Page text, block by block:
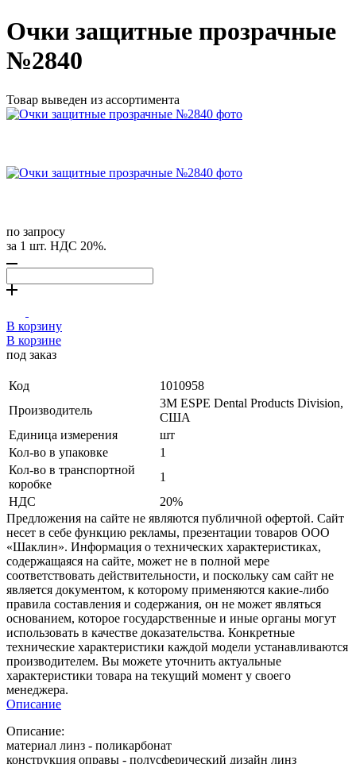
Очки защитные прозрачные
№2840
Товар выведен из ассортимента
по запросу
за 1 шт. НДС 20%.
В корзину
В корзине
под заказ
Код
1010958
Производитель
3M ESPE Dental Products Division,
США
Единица измерения
шт
Кол-во в упаковке
1
Кол-во в транспортной
коробке
1
НДС
20%
Предложения на сайте не являются публичной офертой. Сайт
несет в себе функцию рекламы, презентации товаров ООО
«Шаклин». Информация о технических характеристиках,
содержащаяся на сайте, может не в полной мере
соответствовать действительности, и поскольку сам сайт не
является документом, к которому применяются какие-либо
правила составления и содержания, он не может являться
основанием, которое государственные и иные органы могут
использовать в качестве доказательства. Конкретные
технические характеристики каждой модели устанавливаются
производителем. Вы можете уточнить актуальные
характеристики товара на текущий момент у своего
менеджера.
Описание
Описание:
материал линз - поликарбонат
конструкция оправы - полусферический дизайн линз